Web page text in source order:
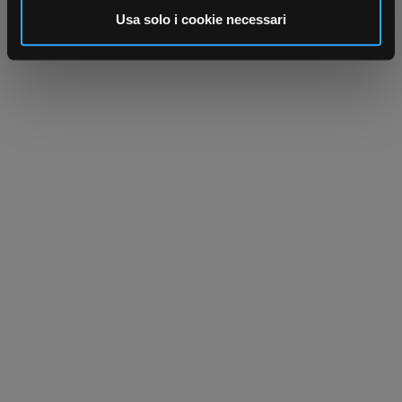
informazioni sul modo in cui utilizza il nostro sito con i
nostri partner che si occupano di analisi dei dati web,
pubblicità e social media, i quali potrebbero combinarle
Usa solo i cookie necessari